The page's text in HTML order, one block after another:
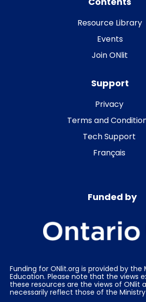
Resource Library
Events
Join ONlit
Support
Privacy
Terms and
Tech Support
Français
Funded by
Funding for ONlit.org is provided by the
Education. Please note that the views
these resources are the views of ONlit
necessarily reflect those of the